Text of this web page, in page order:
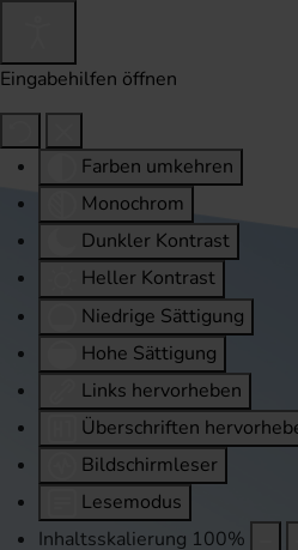
Eingabehilfen öffnen
Farben umkehren
Monochrom
Dunkler Kontrast
Heller Kontrast
Niedrige Sättigung
Hohe Sättigung
Links hervorheben
Überschriften
Bildschirmleser
Lesemodus
Inhaltsskalierung 100%